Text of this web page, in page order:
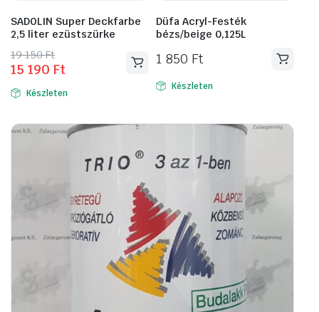
SADOLIN Super Deckfarbe
2,5 liter ezüstszürke
19 150Ft
Original
price
was:
150 Ft.
15 190 Ft
Current
price
is:
190 Ft.
Készleten
Düfa Acryl-Festék
bézs/beige 0,125L
1 850 Ft
Készleten